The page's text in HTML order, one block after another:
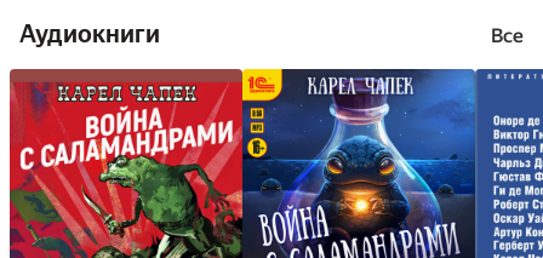
Аудиокниги Все